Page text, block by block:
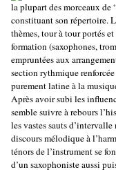
la plupart des morceaux de
constituant son répertoire.
thèmes, tour à tour portés
formation (saxophones,
empruntées aux
section rythmique
purement latine à la
Après avoir subi les
semble suivre à rebours
les vastes sauts
discours mélodique à
ténors de l’instrument se
d’un saxophoniste aussi